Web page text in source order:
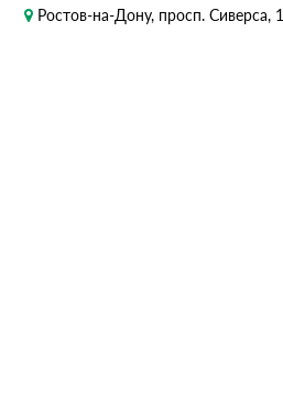
Ростов-на-Дону, просп. Сиверса, 1